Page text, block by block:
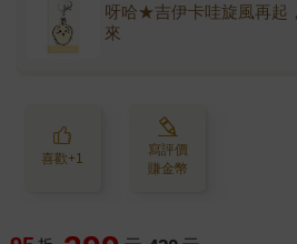
呀哈★吉伊卡哇旋風再起
來
喜歡+1
寫評價
賺金幣